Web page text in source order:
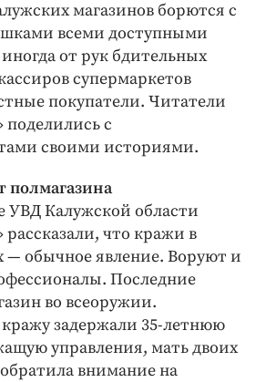
и бизнес
чтиво
года
магазинов борются с
всеми доступными
от рук бдительных
супермаркетов
покупатели. Читатели
поделились с
своими историями.
полмагазина
УВД Калужской области
рассказали, что кражи в
— обычное явление. Воруют и
Последние
во всеоружии.
задержали 35-летнюю
управления, мать двоих
внимание на